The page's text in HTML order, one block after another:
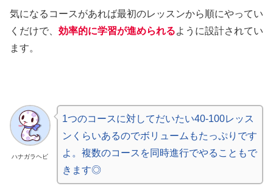
気になるコースがあれば最初のレッスンから順にやってい
くだけで、 効率的に学習が進められるように設計されてい
ます。
ハナガラヘビ
1つのコースに対してだいたい40-100レッス
ンくらいあるのでボリュームもたっぷりです
よ。複数のコースを同時進行でやることもで
きます◎